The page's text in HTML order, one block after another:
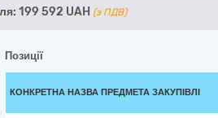
199 592 UAH (з ПДВ)
Позиції
КОНКРЕТНА НАЗВА ПРЕДМЕТА ЗАКУПІВЛІ